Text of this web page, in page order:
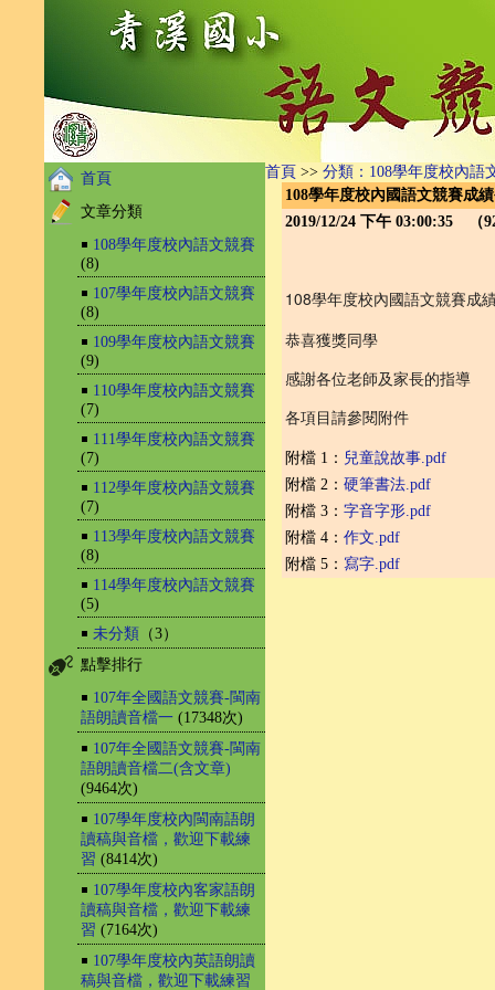
首頁
文章分類
￭ 108學年度校內語文競賽
(8)
￭ 107學年度校內語文競賽
(8)
￭ 109學年度校內語文競賽
(9)
￭ 110學年度校內語文競賽
(7)
￭ 111學年度校內語文競賽
(7)
￭ 112學年度校內語文競賽
(7)
￭ 113學年度校內語文競賽
(8)
￭ 114學年度校內語文競賽
(5)
￭ 未分類 （3）
點擊排行
￭ 107年全國語文競賽-閩南
語朗讀音檔一 (17348次)
￭ 107年全國語文競賽-閩南
語朗讀音檔二(含文章)
(9464次)
￭ 107學年度校內閩南語朗
讀稿與音檔，歡迎下載練
習 (8414次)
￭ 107學年度校內客家語朗
讀稿與音檔，歡迎下載練
習 (7164次)
￭ 107學年度校內英語朗讀
稿與音檔，歡迎下載練習
首頁 >> 分類：108學年度校內語
108學年度校內國語文競賽成
2019/12/24 下午 03:00:35 （
108學年度校內國語文競賽成
恭喜獲獎同學
感謝各位老師及家長的指導
各項目請參閱附件
附檔 1： 兒童說故事.pdf
附檔 2： 硬筆書法.pdf
附檔 3： 字音字形.pdf
附檔 4： 作文.pdf
附檔 5： 寫字.pdf